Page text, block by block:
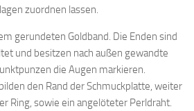
zuordnen lassen.
gerundeten Goldband. Die Enden sind
und besitzen nach außen gewandte
die Augen markieren.
den Rand der Schmuckplatte, weiter
Ring, sowie ein angelöteter Perldraht.